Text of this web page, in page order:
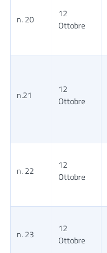
n. 20
12
Ottobre
n.21
12
Ottobre
n. 22
12
Ottobre
n. 23
12
Ottobre